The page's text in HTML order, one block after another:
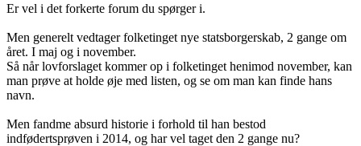
Er vel i det forkerte forum du spørger i.
Men generelt vedtager folketinget nye statsborgerskab, 2 gange om
året. I maj og i november.
Så når lovforslaget kommer op i folketinget henimod november, kan
man prøve at holde øje med listen, og se om man kan finde hans
navn.
Men fandme absurd historie i forhold til han bestod
indfødertsprøven i 2014, og har vel taget den 2 gange nu?